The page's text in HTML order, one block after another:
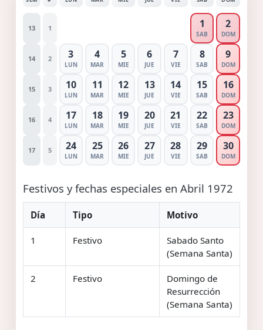
13 1 1
SAB
2
DOM
14 2 3
LUN
4
MAR
5
MIE
6
JUE
7
VIE
8
SAB
9
DOM
15 3 10
LUN
11
MAR
12
MIE
13
JUE
14
VIE
15
SAB
16
DOM
16 4 17
LUN
18
MAR
19
MIE
20
JUE
21
VIE
22
SAB
23
DOM
17 5 24
LUN
25
MAR
26
MIE
27
JUE
28
VIE
29
SAB
30
DOM
Festivos y fechas especiales en Abril 1972
Día Tipo Motivo
1 Festivo
Sabado Santo
(Semana Santa)
2 Festivo
Domingo de
Resurrección
(Semana Santa)